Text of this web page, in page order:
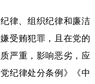
河北 山西
福建 江西
律、组织纪律和廉洁
受贿犯罪，且在党的
严重，影响恶劣，应
纪律处分条例》《中